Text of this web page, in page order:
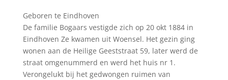
Geboren te Eindhoven
De familie Bogaars vestigde zich op 20 okt 1884 in
Eindhoven Ze kwamen uit Woensel. Het gezin ging
wonen aan de Heilige Geeststraat 59, later werd de
straat omgenummerd en werd het huis nr 1.
Verongelukt bij het gedwongen ruimen van